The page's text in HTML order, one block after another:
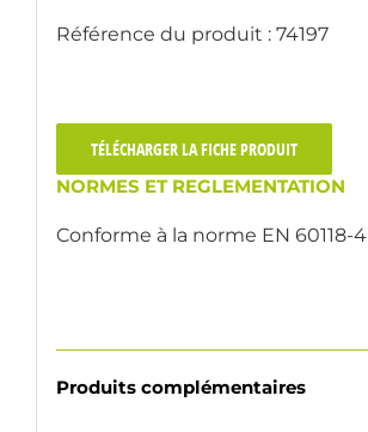
Référence du produit : 74197
TÉLÉCHARGER LA FICHE PRODUIT
NORMES ET REGLEMENTATION
Conforme à la norme EN 60118-4
Produits complémentaires